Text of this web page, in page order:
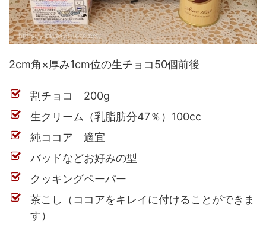
2cm角×厚み1cm位の生チョコ50個前後
割チョコ 200g
生クリーム（乳脂肪分47％）100cc
純ココア 適宜
バッドなどお好みの型
クッキングペーパー
茶こし（ココアをキレイに付けることができま
す）